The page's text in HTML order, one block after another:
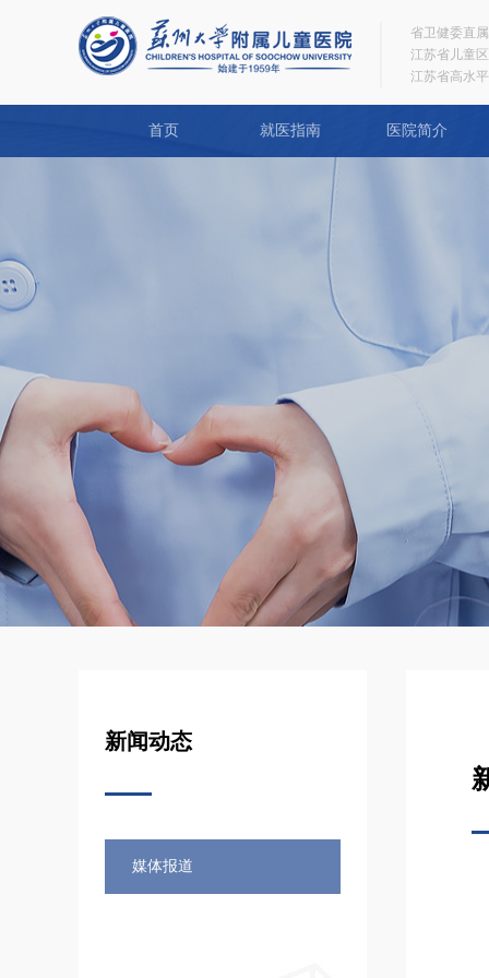
省卫健委直
江苏省儿童
江苏省高水
首页 就医指南 医院简介
新闻动态
媒体报道